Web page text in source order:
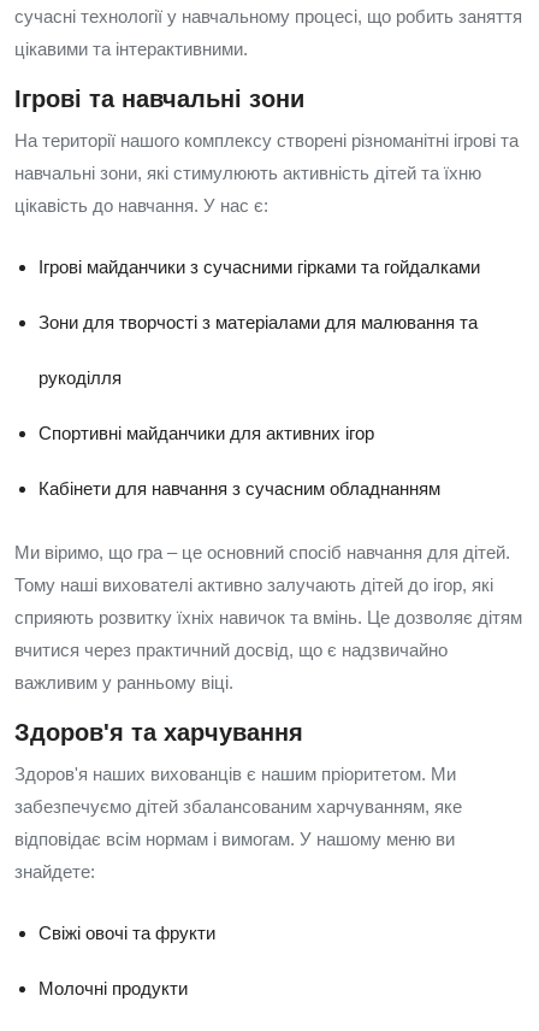
сучасні технології у навчальному процесі, що робить заняття
цікавими та інтерактивними.
Ігрові та навчальні зони
На території нашого комплексу створені різноманітні ігрові та
навчальні зони, які стимулюють активність дітей та їхню
цікавість до навчання. У нас є:
Ігрові майданчики з сучасними гірками та гойдалками
Зони для творчості з матеріалами для малювання та
рукоділля
Спортивні майданчики для активних ігор
Кабінети для навчання з сучасним обладнанням
Ми віримо, що гра – це основний спосіб навчання для дітей.
Тому наші вихователі активно залучають дітей до ігор, які
сприяють розвитку їхніх навичок та вмінь. Це дозволяє дітям
вчитися через практичний досвід, що є надзвичайно
важливим у ранньому віці.
Здоров'я та харчування
Здоров'я наших вихованців є нашим пріоритетом. Ми
забезпечуємо дітей збалансованим харчуванням, яке
відповідає всім нормам і вимогам. У нашому меню ви
знайдете:
Свіжі овочі та фрукти
Молочні продукти